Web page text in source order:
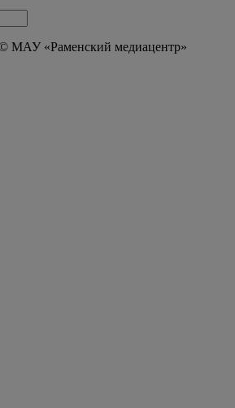
МАУ «Раменский медиацентр»